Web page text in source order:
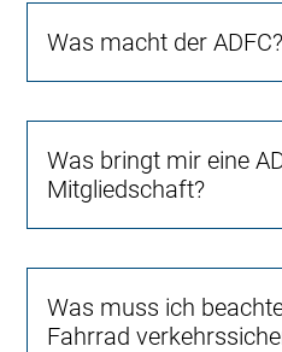
Was macht der ADFC?
Was bringt mir eine
Mitgliedschaft?
Was muss ich
Fahrrad